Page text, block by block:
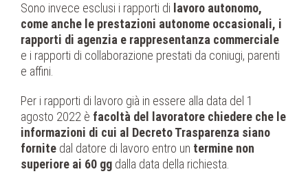
Sono invece esclusi i rapporti di lavoro autonomo,
come anche le prestazioni autonome occasionali, i
rapporti di agenzia e rappresentanza commerciale
e i rapporti di collaborazione prestati da coniugi, parenti
e affini.
Per i rapporti di lavoro già in essere alla data del 1
agosto 2022 è facoltà del lavoratore chiedere che le
informazioni di cui al Decreto Trasparenza siano
fornite dal datore di lavoro entro un termine non
superiore ai 60 gg dalla data della richiesta.